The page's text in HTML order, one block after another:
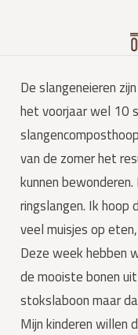
De slangeneieren
het voorjaar wel 10
van de zomer het
kunnen
ringslangen. Ik hoop
veel muisjes op
Deze week hebben
de mooiste bonen
stokslaboon maar
Mijn kinderen willen